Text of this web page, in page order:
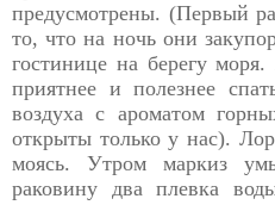
предусмотрены. (Первый
то, что на ночь они
гостинице на берегу
приятнее и полезнее
воздуха с ароматом
открыты только у нас).
моясь. Утром маркиз
раковину два плевка